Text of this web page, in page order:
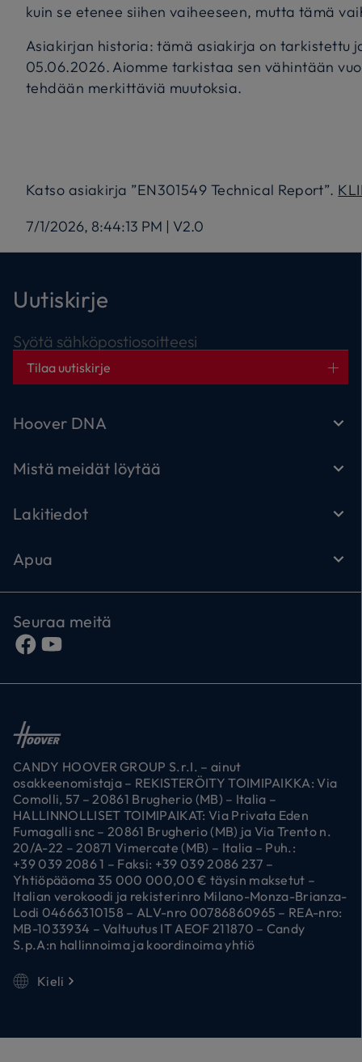
kuin se etenee siihen vaiheeseen, mutta tämä
Asiakirjan historia: tämä asiakirja on tarkistettu
05.06.2026. Aiomme tarkistaa sen vähintään
tehdään merkittäviä muutoksia.
Katso asiakirja ”EN301549 Technical Report”.
7/1/2026, 8:44:13 PM | V2.0
Uutiskirje
Syötä sähköpostiosoitteesi
Tilaa uutiskirje
Hoover DNA
Mistä meidät löytää
Lakitiedot
Apua
Seuraa meitä
CANDY HOOVER GROUP S.r.I. – ainut
osakkeenomistaja – REKISTERÖITY TOIMIPAIKKA: Via
Comolli, 57 – 20861 Brugherio (MB) – Italia –
HALLINNOLLISET TOIMIPAIKAT: Via Privata Eden
Fumagalli snc – 20861 Brugherio (MB) ja Via Trento n.
20/A-22 – 20871 Vimercate (MB) – Italia – Puh.:
+39 039 2086 1 – Faksi: +39 039 2086 237 –
Yhtiöpääoma 35 000 000,00 € täysin maksetut –
Italian verokoodi ja rekisterinro Milano-Monza-Brianza-
Lodi 04666310158 – ALV-nro 00786860965 – REA-nro:
MB-1033934 – Valtuutus IT AEOF 211870 – Candy
S.p.A:n hallinnoima ja koordinoima yhtiö
Kieli